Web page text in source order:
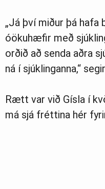
„Já því miður þá hafa
óökuhæfir með
orðið að senda aðra
ná í sjúklinganna,“
Rætt var við Gísla í
má sjá fréttina hér